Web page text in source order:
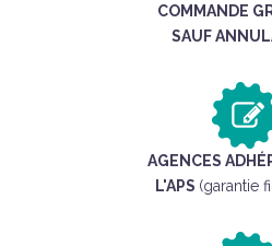
COMMANDE
SAUF
AGENCES
L'APS (garantie